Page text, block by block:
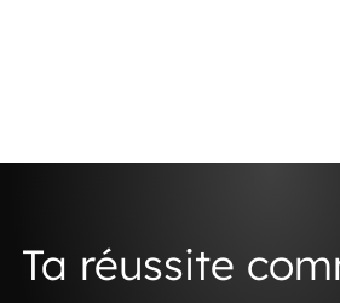
Ta réussite